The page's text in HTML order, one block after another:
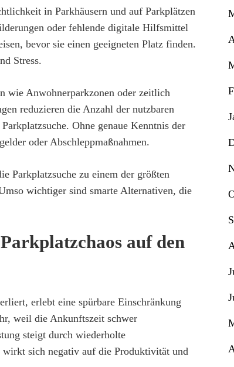
in Parkhäusern und auf Parkplätzen
oder fehlende digitale Hilfsmittel
bevor sie einen geeigneten Platz finden.
Stress.
wie Anwohnerparkzonen oder zeitlich
reduzieren die Anzahl der nutzbaren
Ohne genaue Kenntnis der
oder Abschleppmaßnahmen.
Parkplatzsuche zu einem der größten
wichtiger sind smarte Alternativen, die
auf den
erlebt eine spürbare Einschränkung
weil die Ankunftszeit schwer
steigt durch wiederholte
wirkt sich negativ auf die Produktivität und